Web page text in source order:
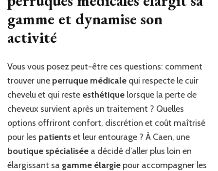
gamme et dynamise son
activité
Vous vous posez peut-être ces questions: comment
trouver une perruque médicale qui respecte le cuir
chevelu et qui reste esthétique lorsque la perte de
cheveux survient après un traitement ? Quelles
options offriront confort, discrétion et coût maîtrisé
pour les patientset leur entourage ? À Caen, une
boutique spécialisée a décidé d’aller plus loin en
élargissant sa gamme élargie pour accompagner les